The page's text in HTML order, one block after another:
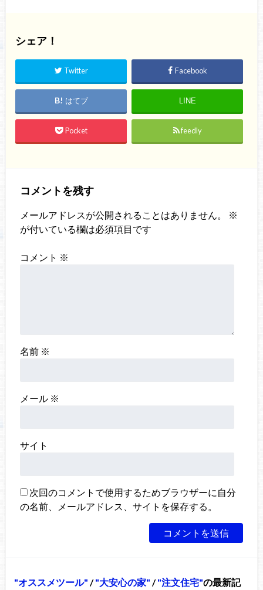
シェア！
Twitter Facebook
はてブ LINE
Pocket feedly
コメントを残す
メールアドレスが公開されることはありません。
※
が付いている欄は必須項目です
コメント ※
名前 ※
メール ※
サイト
次回のコメントで使用するためブラウザーに自分
の名前、メールアドレス、サイトを保存する。
オススメツール / 大安心の家 / 注文住宅 の最新記